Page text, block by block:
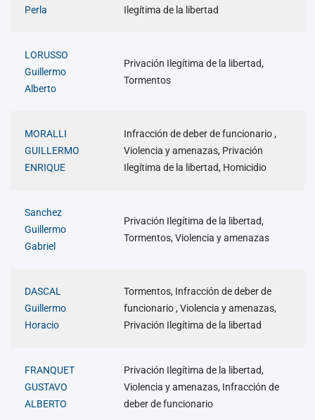
Perla
Ilegítima de la libertad
LORUSSO
Guillermo
Alberto
Privación Ilegítima de la libertad,
Tormentos
MORALLI
GUILLERMO
ENRIQUE
Infracción de deber de funcionario ,
Violencia y amenazas, Privación
Ilegítima de la libertad, Homicidio
Sanchez
Guillermo
Gabriel
Privación Ilegítima de la libertad,
Tormentos, Violencia y amenazas
DASCAL
Guillermo
Horacio
Tormentos, Infracción de deber de
funcionario , Violencia y amenazas,
Privación Ilegítima de la libertad
FRANQUET
GUSTAVO
ALBERTO
Privación Ilegítima de la libertad,
Violencia y amenazas, Infracción de
deber de funcionario